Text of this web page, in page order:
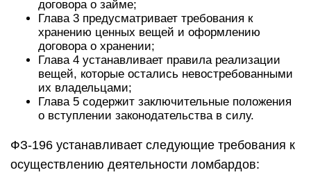
договора о займе;
Глава 3 предусматривает требования к
хранению ценных вещей и оформлению
договора о хранении;
Глава 4 устанавливает правила реализации
вещей, которые остались невостребованными
их владельцами;
Глава 5 содержит заключительные положения
о вступлении законодательства в силу.
ФЗ-196 устанавливает следующие требования к
осуществлению деятельности ломбардов: